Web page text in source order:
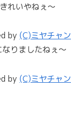
れいやねぇ～
by (C)ミヤチャン
りましたねぇ～
by (C)ミヤチャン